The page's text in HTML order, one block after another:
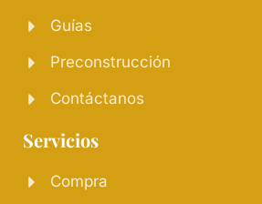
Guías
Preconstrucción
Contáctanos
Servicios
Compra